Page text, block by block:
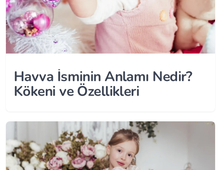
Havva İsminin Anlamı Nedir?
Kökeni ve Özellikleri